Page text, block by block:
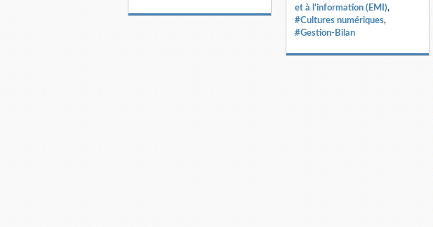
et à l'information (EMI),
#Cultures numériques,
#Gestion-Bilan